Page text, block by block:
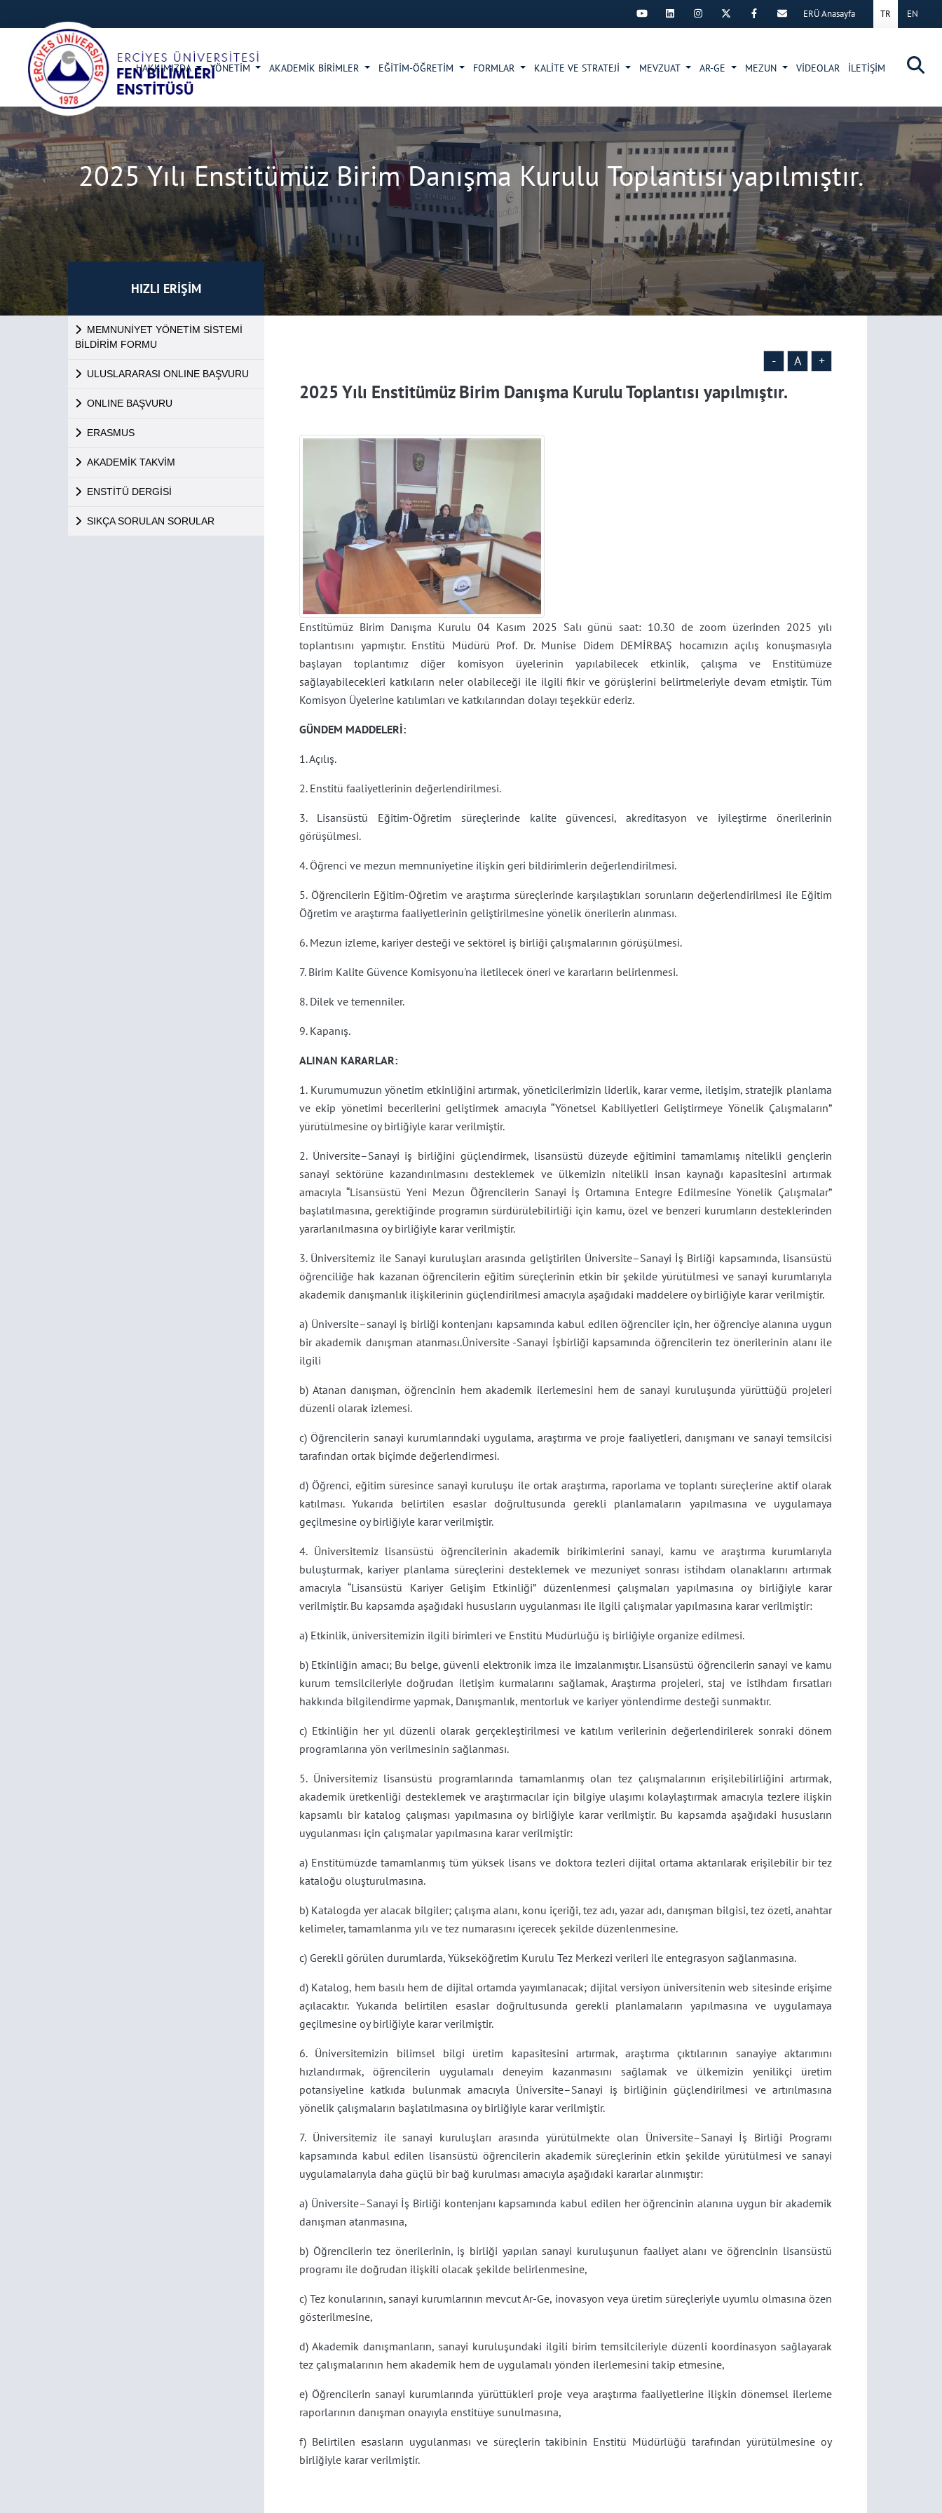
×
TR EN
ERÜ Anasayfa
HAKKIMIZDA YÖNETİM AKADEMİK BİRİMLER EĞİTİM-ÖĞRETİM FORMLAR KALİTE VE STRATEJİ MEVZUAT AR-GE MEZUN VİDEOLAR İLETİŞİM
2025 Yılı Enstitümüz Birim Danışma Kurulu Toplantısı yapılmıştır.
HIZLI ERİŞİM
MEMNUNİYET YÖNETİM SİSTEMİ
BİLDİRİM FORMU
ULUSLARARASI ONLINE BAŞVURU
ONLINE BAŞVURU
ERASMUS
AKADEMİK TAKVİM
ENSTİTÜ DERGİSİ
SIKÇA SORULAN SORULAR
- A +
2025 Yılı Enstitümüz Birim Danışma Kurulu Toplantısı yapılmıştır.
Enstitümüz Birim Danışma Kurulu 04 Kasım 2025 Salı günü saat: 10.30 de zoom üzerinden 2025 yılı
toplantısını yapmıştır. Enstitü Müdürü Prof. Dr. Munise Didem DEMİRBAŞ hocamızın açılış konuşmasıyla
başlayan toplantımız diğer komisyon üyelerinin yapılabilecek etkinlik, çalışma ve Enstitümüze
sağlayabilecekleri katkıların neler olabileceği ile ilgili fikir ve görüşlerini belirtmeleriyle devam etmiştir. Tüm
Komisyon Üyelerine katılımları ve katkılarından dolayı teşekkür ederiz.
GÜNDEM MADDELERİ:
1. Açılış.
2. Enstitü faaliyetlerinin değerlendirilmesi.
3. Lisansüstü Eğitim-Öğretim süreçlerinde kalite güvencesi, akreditasyon ve iyileştirme önerilerinin
görüşülmesi.
4. Öğrenci ve mezun memnuniyetine ilişkin geri bildirimlerin değerlendirilmesi.
5. Öğrencilerin Eğitim-Öğretim ve araştırma süreçlerinde karşılaştıkları sorunların değerlendirilmesi ile Eğitim
Öğretim ve araştırma faaliyetlerinin geliştirilmesine yönelik önerilerin alınması.
6. Mezun izleme, kariyer desteği ve sektörel iş birliği çalışmalarının görüşülmesi.
7. Birim Kalite Güvence Komisyonu'na iletilecek öneri ve kararların belirlenmesi.
8. Dilek ve temenniler.
9. Kapanış.
ALINAN KARARLAR:
1. Kurumumuzun yönetim etkinliğini artırmak, yöneticilerimizin liderlik, karar verme, iletişim, stratejik planlama
ve ekip yönetimi becerilerini geliştirmek amacıyla “Yönetsel Kabiliyetleri Geliştirmeye Yönelik Çalışmaların”
yürütülmesine oy birliğiyle karar verilmiştir.
2. Üniversite–Sanayi iş birliğini güçlendirmek, lisansüstü düzeyde eğitimini tamamlamış nitelikli gençlerin
sanayi sektörüne kazandırılmasını desteklemek ve ülkemizin nitelikli insan kaynağı kapasitesini artırmak
amacıyla “Lisansüstü Yeni Mezun Öğrencilerin Sanayi İş Ortamına Entegre Edilmesine Yönelik Çalışmalar”
başlatılmasına, gerektiğinde programın sürdürülebilirliği için kamu, özel ve benzeri kurumların desteklerinden
yararlanılmasına oy birliğiyle karar verilmiştir.
3. Üniversitemiz ile Sanayi kuruluşları arasında geliştirilen Üniversite–Sanayi İş Birliği kapsamında, lisansüstü
öğrenciliğe hak kazanan öğrencilerin eğitim süreçlerinin etkin bir şekilde yürütülmesi ve sanayi kurumlarıyla
akademik danışmanlık ilişkilerinin güçlendirilmesi amacıyla aşağıdaki maddelere oy birliğiyle karar verilmiştir.
a) Üniversite–sanayi iş birliği kontenjanı kapsamında kabul edilen öğrenciler için, her öğrenciye alanına uygun
bir akademik danışman atanması.Üniversite -Sanayi İşbirliği kapsamında öğrencilerin tez önerilerinin alanı ile
ilgili
b) Atanan danışman, öğrencinin hem akademik ilerlemesini hem de sanayi kuruluşunda yürüttüğü projeleri
düzenli olarak izlemesi.
c) Öğrencilerin sanayi kurumlarındaki uygulama, araştırma ve proje faaliyetleri, danışmanı ve sanayi temsilcisi
tarafından ortak biçimde değerlendirmesi.
d) Öğrenci, eğitim süresince sanayi kuruluşu ile ortak araştırma, raporlama ve toplantı süreçlerine aktif olarak
katılması. Yukarıda belirtilen esaslar doğrultusunda gerekli planlamaların yapılmasına ve uygulamaya
geçilmesine oy birliğiyle karar verilmiştir.
4. Üniversitemiz lisansüstü öğrencilerinin akademik birikimlerini sanayi, kamu ve araştırma kurumlarıyla
buluşturmak, kariyer planlama süreçlerini desteklemek ve mezuniyet sonrası istihdam olanaklarını artırmak
amacıyla “Lisansüstü Kariyer Gelişim Etkinliği” düzenlenmesi çalışmaları yapılmasına oy birliğiyle karar
verilmiştir. Bu kapsamda aşağıdaki hususların uygulanması ile ilgili çalışmalar yapılmasına karar verilmiştir:
a) Etkinlik, üniversitemizin ilgili birimleri ve Enstitü Müdürlüğü iş birliğiyle organize edilmesi.
b) Etkinliğin amacı; Bu belge, güvenli elektronik imza ile imzalanmıştır. Lisansüstü öğrencilerin sanayi ve kamu
kurum temsilcileriyle doğrudan iletişim kurmalarını sağlamak, Araştırma projeleri, staj ve istihdam fırsatları
hakkında bilgilendirme yapmak, Danışmanlık, mentorluk ve kariyer yönlendirme desteği sunmaktır.
c) Etkinliğin her yıl düzenli olarak gerçekleştirilmesi ve katılım verilerinin değerlendirilerek sonraki dönem
programlarına yön verilmesinin sağlanması.
5. Üniversitemiz lisansüstü programlarında tamamlanmış olan tez çalışmalarının erişilebilirliğini artırmak,
akademik üretkenliği desteklemek ve araştırmacılar için bilgiye ulaşımı kolaylaştırmak amacıyla tezlere ilişkin
kapsamlı bir katalog çalışması yapılmasına oy birliğiyle karar verilmiştir. Bu kapsamda aşağıdaki hususların
uygulanması için çalışmalar yapılmasına karar verilmiştir:
a) Enstitümüzde tamamlanmış tüm yüksek lisans ve doktora tezleri dijital ortama aktarılarak erişilebilir bir tez
kataloğu oluşturulmasına.
b) Katalogda yer alacak bilgiler; çalışma alanı, konu içeriği, tez adı, yazar adı, danışman bilgisi, tez özeti, anahtar
kelimeler, tamamlanma yılı ve tez numarasını içerecek şekilde düzenlenmesine.
c) Gerekli görülen durumlarda, Yükseköğretim Kurulu Tez Merkezi verileri ile entegrasyon sağlanmasına.
d) Katalog, hem basılı hem de dijital ortamda yayımlanacak; dijital versiyon üniversitenin web sitesinde erişime
açılacaktır. Yukarıda belirtilen esaslar doğrultusunda gerekli planlamaların yapılmasına ve uygulamaya
geçilmesine oy birliğiyle karar verilmiştir.
6. Üniversitemizin bilimsel bilgi üretim kapasitesini artırmak, araştırma çıktılarının sanayiye aktarımını
hızlandırmak, öğrencilerin uygulamalı deneyim kazanmasını sağlamak ve ülkemizin yenilikçi üretim
potansiyeline katkıda bulunmak amacıyla Üniversite–Sanayi iş birliğinin güçlendirilmesi ve artırılmasına
yönelik çalışmaların başlatılmasına oy birliğiyle karar verilmiştir.
7. Üniversitemiz ile sanayi kuruluşları arasında yürütülmekte olan Üniversite–Sanayi İş Birliği Programı
kapsamında kabul edilen lisansüstü öğrencilerin akademik süreçlerinin etkin şekilde yürütülmesi ve sanayi
uygulamalarıyla daha güçlü bir bağ kurulması amacıyla aşağıdaki kararlar alınmıştır:
a) Üniversite–Sanayi İş Birliği kontenjanı kapsamında kabul edilen her öğrencinin alanına uygun bir akademik
danışman atanmasına,
b) Öğrencilerin tez önerilerinin, iş birliği yapılan sanayi kuruluşunun faaliyet alanı ve öğrencinin lisansüstü
programı ile doğrudan ilişkili olacak şekilde belirlenmesine,
c) Tez konularının, sanayi kurumlarının mevcut Ar-Ge, inovasyon veya üretim süreçleriyle uyumlu olmasına özen
gösterilmesine,
d) Akademik danışmanların, sanayi kuruluşundaki ilgili birim temsilcileriyle düzenli koordinasyon sağlayarak
tez çalışmalarının hem akademik hem de uygulamalı yönden ilerlemesini takip etmesine,
e) Öğrencilerin sanayi kurumlarında yürüttükleri proje veya araştırma faaliyetlerine ilişkin dönemsel ilerleme
raporlarının danışman onayıyla enstitüye sunulmasına,
f) Belirtilen esasların uygulanması ve süreçlerin takibinin Enstitü Müdürlüğü tarafından yürütülmesine oy
birliğiyle karar verilmiştir.